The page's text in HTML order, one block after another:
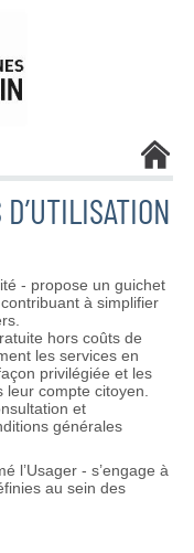
- propose un guichet
à simplifier
hors coûts de
les services en
privilégiée et les
compte citoyen.
et
générales
l’Usager - s’engage à
au sein des